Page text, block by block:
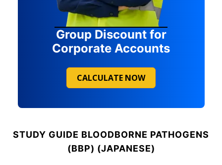
Group Discount for
Corporate Accounts
CALCULATE NOW
STUDY GUIDE BLOODBORNE PATHOGENS
(BBP) (JAPANESE)